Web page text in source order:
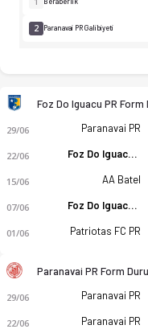
2 Paranavai PR Galibiyeti
Foz Do Iguacu PR Form
29/06 Paranavai PR
22/06 Foz Do Iguacu PR
15/06 AA Batel
07/06 Foz Do Iguacu PR
01/06 Patriotas FC PR
Paranavai PR Form
29/06 Paranavai PR
22/06 Paranavai PR